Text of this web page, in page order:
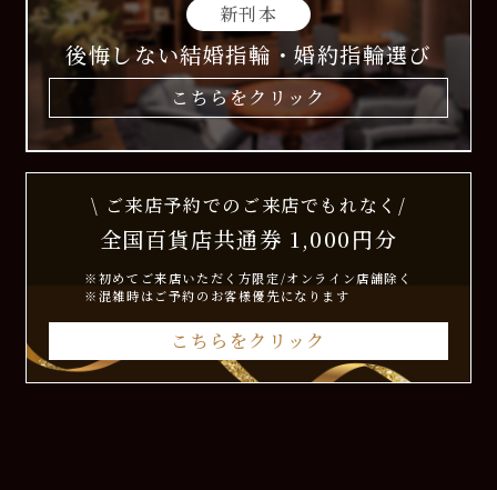
新刊本
後悔しない結婚指輪・婚約指輪選び
こちらをクリック
\ ご来店予約でのご来店でもれなく/
全国百貨店共通券 1,000円分
※初めてご来店いただく方限定/オンライン店舗除く
※混雑時はご予約のお客様優先になります
こちらをクリック